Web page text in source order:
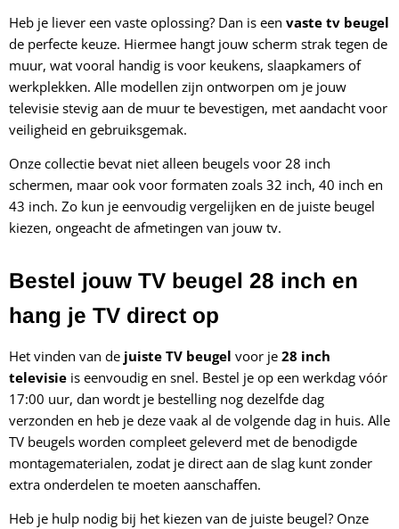
Heb je liever een vaste oplossing? Dan is een vaste tv beugel
de perfecte keuze. Hiermee hangt jouw scherm strak tegen de
muur, wat vooral handig is voor keukens, slaapkamers of
werkplekken. Alle modellen zijn ontworpen om je jouw
televisie stevig aan de muur te bevestigen, met aandacht voor
veiligheid en gebruiksgemak.
Onze collectie bevat niet alleen beugels voor 28 inch
schermen, maar ook voor formaten zoals 32 inch, 40 inch en
43 inch. Zo kun je eenvoudig vergelijken en de juiste beugel
kiezen, ongeacht de afmetingen van jouw tv.
Bestel jouw TV beugel 28 inch en
hang je TV direct op
Het vinden van de juiste TV beugel voor je 28 inch
televisie is eenvoudig en snel. Bestel je op een werkdag vóór
17:00 uur, dan wordt je bestelling nog dezelfde dag
verzonden en heb je deze vaak al de volgende dag in huis. Alle
TV beugels worden compleet geleverd met de benodigde
montagematerialen, zodat je direct aan de slag kunt zonder
extra onderdelen te moeten aanschaffen.
Heb je hulp nodig bij het kiezen van de juiste beugel? Onze